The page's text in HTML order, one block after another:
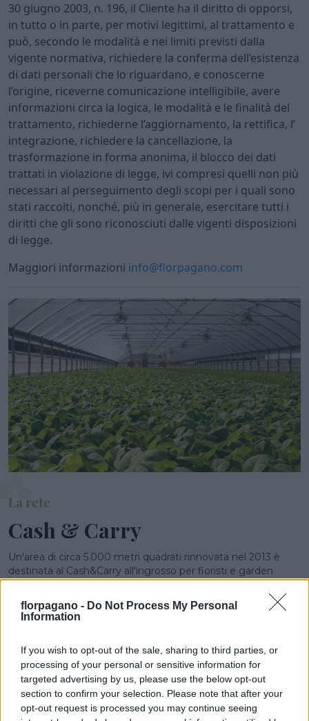
florpagano - Do Not Process My Personal
Information
If you wish to opt-out of the sale, sharing to third parties, or
processing of your personal or sensitive information for
targeted advertising by us, please use the below opt-out
section to confirm your selection. Please note that after your
opt-out request is processed you may continue seeing
30 giugno 2003, n. 196, il Cliente ha il diritto di opporsi,
in tutto o in parte, per motivi legittimi, al trattamento e
può, secondo le modalità e nei limiti previsti dalla
vigente normativa, richiedere la conferma dell’esistenza
di dati personali che lo riguardano, e conoscerne
l’origine, riceverne comunicazione intelligibile, avere
informazioni circa la logica, le modalità e le finalità del
trattamento, richiederne l’aggiornamento, la rettifica, l’
integrazione, richiedere la cancellazione, la
trasformazione in forma anonima, il blocco dei dati
trattati in violazione di legge, ivi compresi quelli non più
necessari al perseguimento degli scopi per i quali sono
stati raccolti, nonché, più in generale, esercitare tutti i
diritti che gli sono riconosciuti dalle vigenti disposizioni
di legge.
Maggiori informazioni info@florpagano.com
La rete
Cash & Carry
Un'area di circa 5.000 metri quadrati rinnovata nel 2013 è
destinata al Cash&Carry all'ingrosso per fioristi e garden
center. Gli operatori del settore possono vedere e toccare
con mano la qualità dei prodotti, scegliere e acquistare il
rifornimento desiderato. Quest’area dell’azienda
realizzate nelle differenti tipologie di vasi e ciotole; orchidee
phalaenopsis, bonsai, piante esemplari; piante da
arredamento realizzate in appositi...